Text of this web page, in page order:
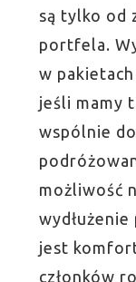
są tylko od
portfela.
w
jeśli mamy
wspólnie
możliwość
jest
członków